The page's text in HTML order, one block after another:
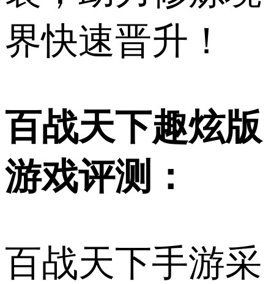
界快速晋升！
百战天下趣炫版
游戏评测：
百战天下手游采